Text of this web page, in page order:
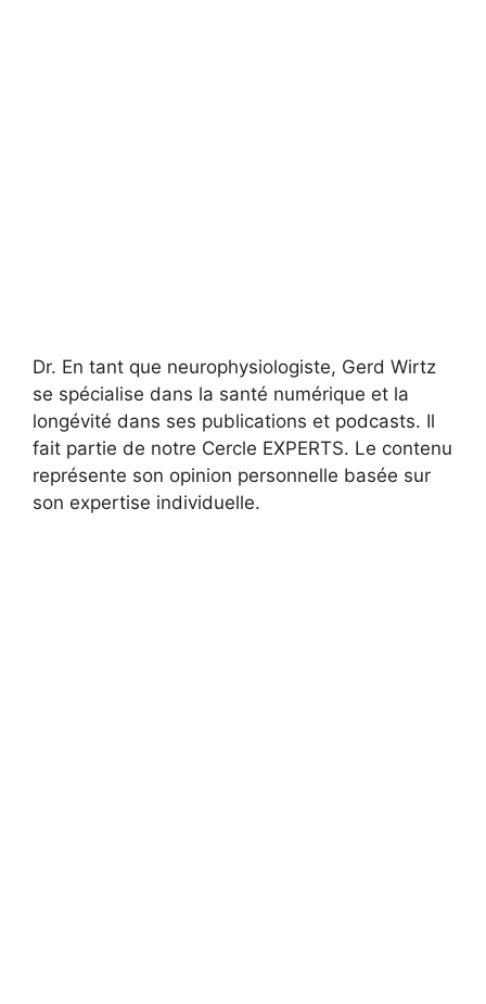
Dr. En tant que neurophysiologiste, Gerd Wirtz
se spécialise dans la santé numérique et la
longévité dans ses publications et podcasts. Il
fait partie de notre Cercle EXPERTS. Le contenu
représente son opinion personnelle basée sur
son expertise individuelle.